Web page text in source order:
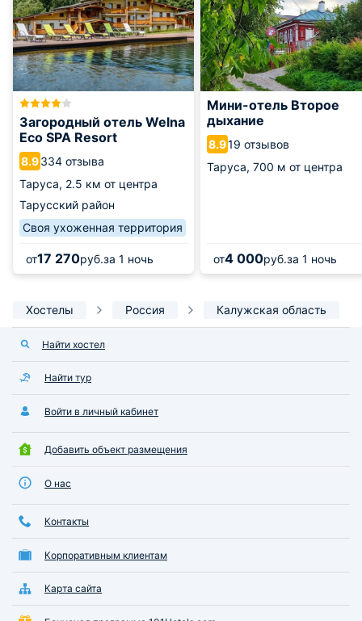
Загородный отель Welna
Eco SPA Resort
8.9334 отзыва
Таруса, 2.5 км от центра
Тарусский район
Своя ухоженная территория
от17 270руб.за 1 ночь
Мини-отель Второе
дыхание
8.919 отзывов
Таруса, 700 м от центра
от4 000руб.за 1 ночь
Хостелы Россия Калужская область
Найти хостел
Найти тур
Войти в личный кабинет
Добавить объект размещения
О нас
Контакты
Корпоративным клиентам
Карта сайта